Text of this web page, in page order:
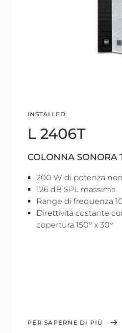
INSTALLED
L 2406T
COLONNA SONORA
200 W di potenza
126 dB SPL massima
Range di frequenza
Direttività costante
copertura 150° x 30°
PER SAPERNE DI PIÙ